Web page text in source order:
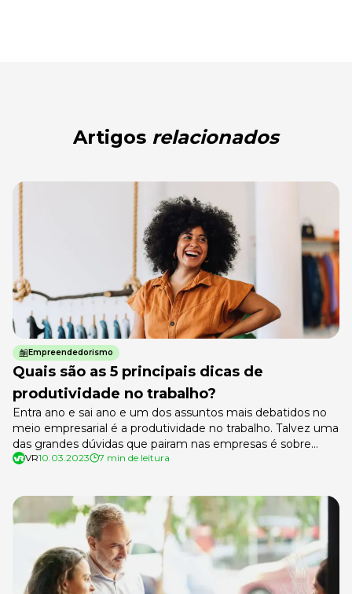
Artigos relacionados
Empreendedorismo
Quais são as 5 principais dicas de
produtividade no trabalho?
Entra ano e sai ano e um dos assuntos mais debatidos no
meio empresarial é a produtividade no trabalho. Talvez uma
das grandes dúvidas que pairam nas empresas é sobre
quais são os desafios que devem ser enfrentados para
VR10.03.2023 7 min de leitura